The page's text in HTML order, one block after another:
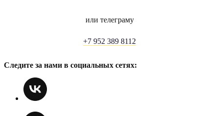
или телеграму
+7 952 389 8112
Следите за нами в социальных сетях: